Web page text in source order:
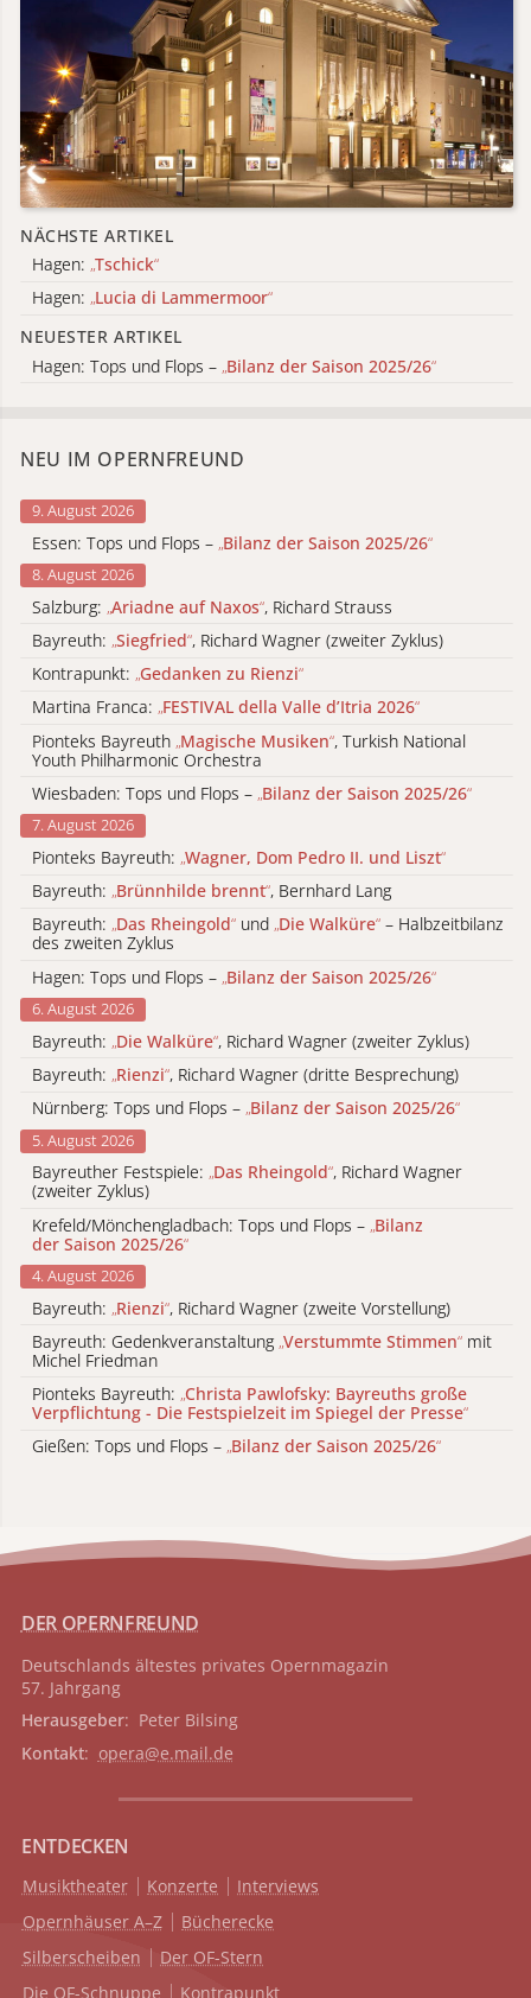
NÄCHSTE ARTIKEL
Hagen: „Tschick“
Hagen: „Lucia di Lammermoor“
NEUESTER ARTIKEL
Hagen: Tops und Flops – „Bilanz der Saison 2025/26“
NEU IM OPERNFREUND
9. August 2026
Essen: Tops und Flops – „Bilanz der Saison 2025/26“
8. August 2026
Salzburg: „Ariadne auf Naxos“, Richard Strauss
Bayreuth: „Siegfried“, Richard Wagner (zweiter Zyklus)
Kontrapunkt: „Gedanken zu Rienzi“
Martina Franca: „FESTIVAL della Valle d’Itria 2026“
Pionteks Bayreuth „Magische Musiken“, Turkish National
Youth Philharmonic Orchestra
Wiesbaden: Tops und Flops – „Bilanz der Saison 2025/26“
7. August 2026
Pionteks Bayreuth: „Wagner, Dom Pedro II. und Liszt“
Bayreuth: „Brünnhilde brennt“, Bernhard Lang
Bayreuth: „Das Rheingold“ und „Die Walküre“ – Halbzeitbilanz
des zweiten Zyklus
Hagen: Tops und Flops – „Bilanz der Saison 2025/26“
6. August 2026
Bayreuth: „Die Walküre“, Richard Wagner (zweiter Zyklus)
Bayreuth: „Rienzi“, Richard Wagner (dritte Besprechung)
Nürnberg: Tops und Flops – „Bilanz der Saison 2025/26“
5. August 2026
Bayreuther Festspiele: „Das Rheingold“, Richard Wagner
(zweiter Zyklus)
Krefeld/Mönchengladbach: Tops und Flops – „Bilanz
der Saison 2025/26“
4. August 2026
Bayreuth: „Rienzi“, Richard Wagner (zweite Vorstellung)
Bayreuth: Gedenkveranstaltung „Verstummte Stimmen“ mit
Michel Friedman
Pionteks Bayreuth: „Christa Pawlofsky: Bayreuths große
Verpflichtung - Die Festspielzeit im Spiegel der Presse“
Gießen: Tops und Flops – „Bilanz der Saison 2025/26“
DER OPERNFREUND
Deutschlands ältestes privates Opernmagazin
57. Jahrgang
Herausgeber: Peter Bilsing
Kontakt: opera@e.mail.de
ENTDECKEN
Musiktheater Konzerte
Interviews
Opernhäuser A–Z
Bücherecke
Silberscheiben
Der OF-Stern
Die OF-Schnuppe
Kontrapunkt